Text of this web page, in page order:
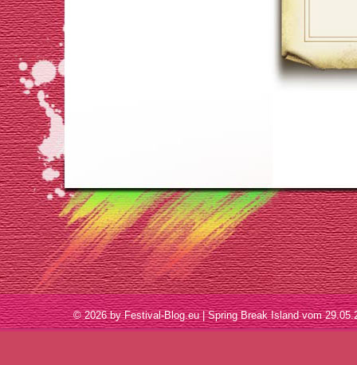
© 2026 by Festival-Blog.eu | Spring Break Island vom